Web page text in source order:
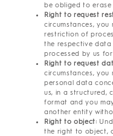
be obliged to
Right to request
circumstances,
restriction of
the respective data
processed by us
Right to request
circumstances,
personal data
us, in a structured,
format and you
another entity
Right to object:
the right to object,